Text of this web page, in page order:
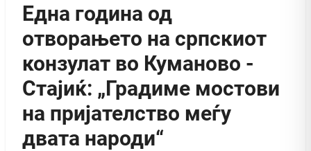
Една година од
отворањето на српскиот
конзулат во Куманово -
Стајиќ: „Градиме мостови
на пријателство меѓу
двата народи“